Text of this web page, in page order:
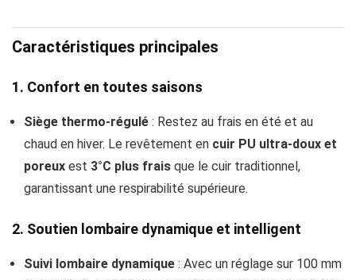
Caractéristiques principales
1. Confort en toutes saisons
Siège thermo-régulé : Restez au frais en été et au
chaud en hiver. Le revêtement en cuir PU ultra-doux et
poreux est 3°C plus frais que le cuir traditionnel,
garantissant une respirabilité supérieure.
2. Soutien lombaire dynamique et intelligent
Suivi lombaire dynamique : Avec un réglage sur 100 mm